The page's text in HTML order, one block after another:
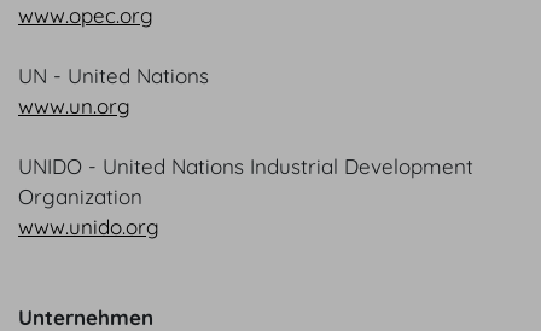
www.opec.org
UN - United Nations
www.un.org
UNIDO - United Nations Industrial Development
Organization
www.unido.org
Unternehmen